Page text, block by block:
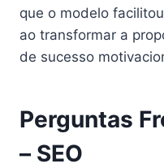
que o modelo
ao transformar a
de sucesso
Perguntas
– SEO